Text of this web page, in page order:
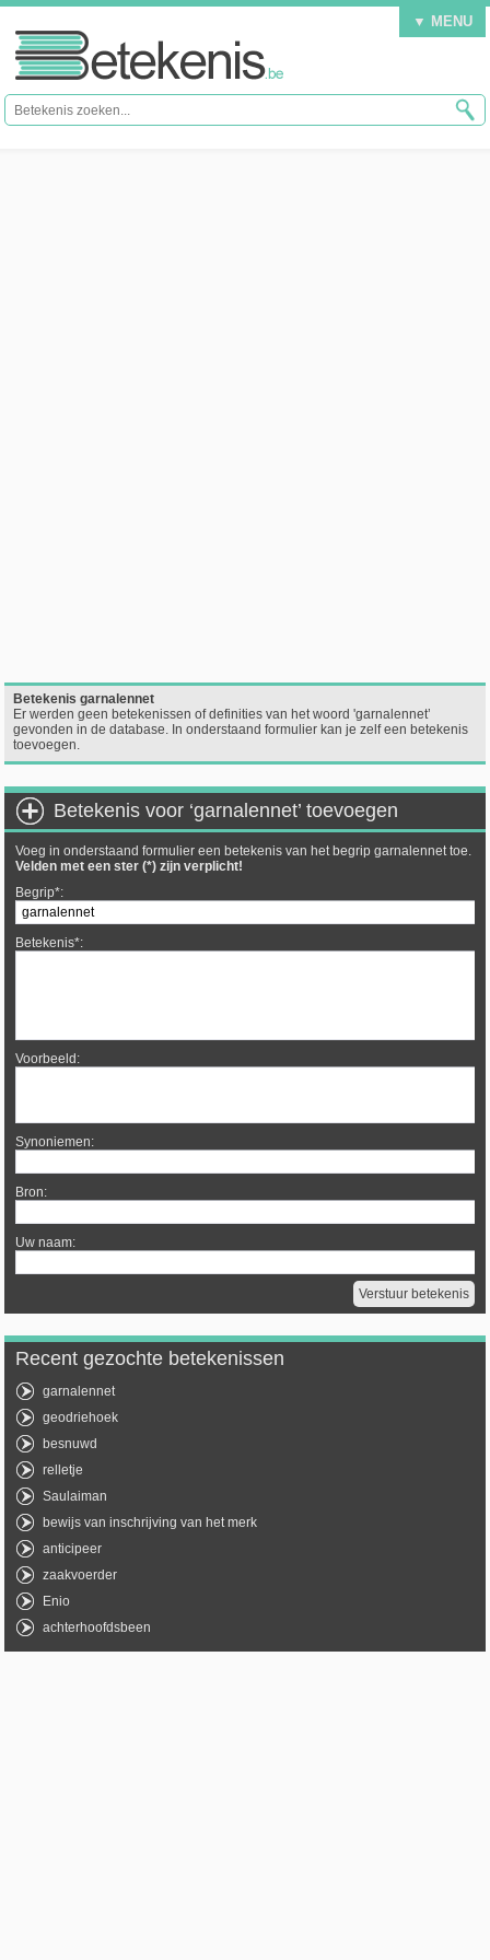
▼ MENU
Betekenis garnalennet
Er werden geen betekenissen of definities van het woord 'garnalennet’
gevonden in de database. In onderstaand formulier kan je zelf een betekenis
toevoegen.
Betekenis voor ‘garnalennet’ toevoegen
Voeg in onderstaand formulier een betekenis van het begrip garnalennet toe.
Velden met een ster (*) zijn verplicht!
Begrip*:
Betekenis*:
Voorbeeld:
Synoniemen:
Bron:
Uw naam:
Recent gezochte betekenissen
garnalennet
geodriehoek
besnuwd
relletje
Saulaiman
bewijs van inschrijving van het merk
anticipeer
zaakvoerder
Enio
achterhoofdsbeen